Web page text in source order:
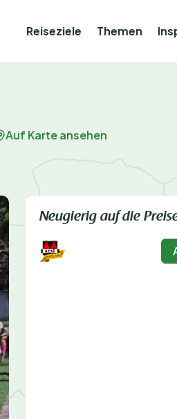
Reiseziele Themen
Auf Karte ansehen
Neugierig auf die